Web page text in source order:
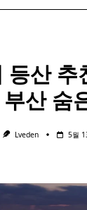
등산
산 숨
Lveden 5월